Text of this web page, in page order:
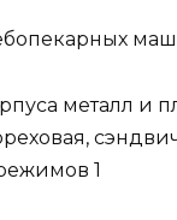
металл и
1